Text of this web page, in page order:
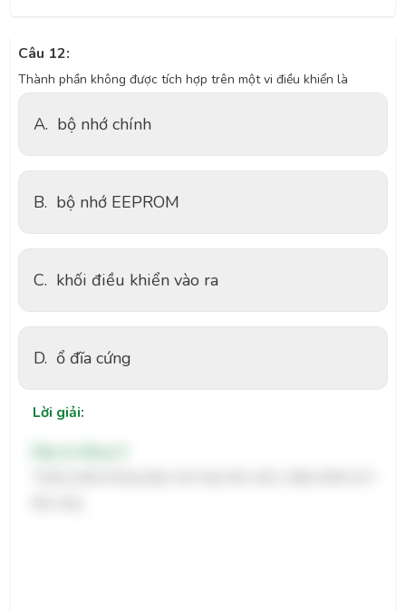
Câu 12:
Thành phần không được tích hợp trên một vi điều khiển là
A. bộ nhớ chính
B. bộ nhớ EEPROM
C. khối điều khiển vào ra
D. ổ đĩa cứng
Lời giải: